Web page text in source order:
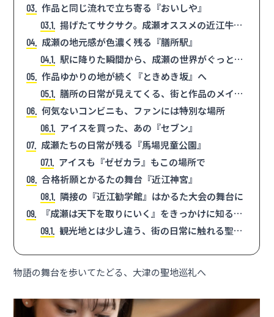
3 作品と同じ流れで立ち寄る『おいしや』
3.1 揚げたてサクサク。成瀬オススメの近江牛コ
ロッケ御膳
4 成瀬の地元感が色濃く残る『膳所駅』
4.1 駅に降りた瞬間から、成瀬の世界がぐっと近
づく
5 作品ゆかりの地が続く『ときめき坂』へ
5.1
膳所の日常が見えてくる、街と作品のメイン
ストリート
6 何気ないコンビニも、ファンには特別な場所
6.1 アイスを買った、あの『セブン』
7 成瀬たちの日常が残る『馬場児童公園』
7.1 アイスも『ゼゼカラ』もこの場所で
8 合格祈願とかるたの舞台『近江神宮』
8.1 隣接の『近江勧学館』はかるた大会の舞台に
9
『成瀬は天下を取りにいく』をきっかけに知る、
大津の街
9.1
観光地とは少し違う、街の日常に触れる聖地
物語の舞台を歩いてたどる、大津の聖地巡礼へ